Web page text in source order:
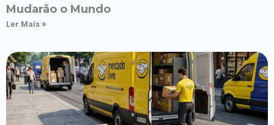
Mudarão o Mundo
Ler Mais »